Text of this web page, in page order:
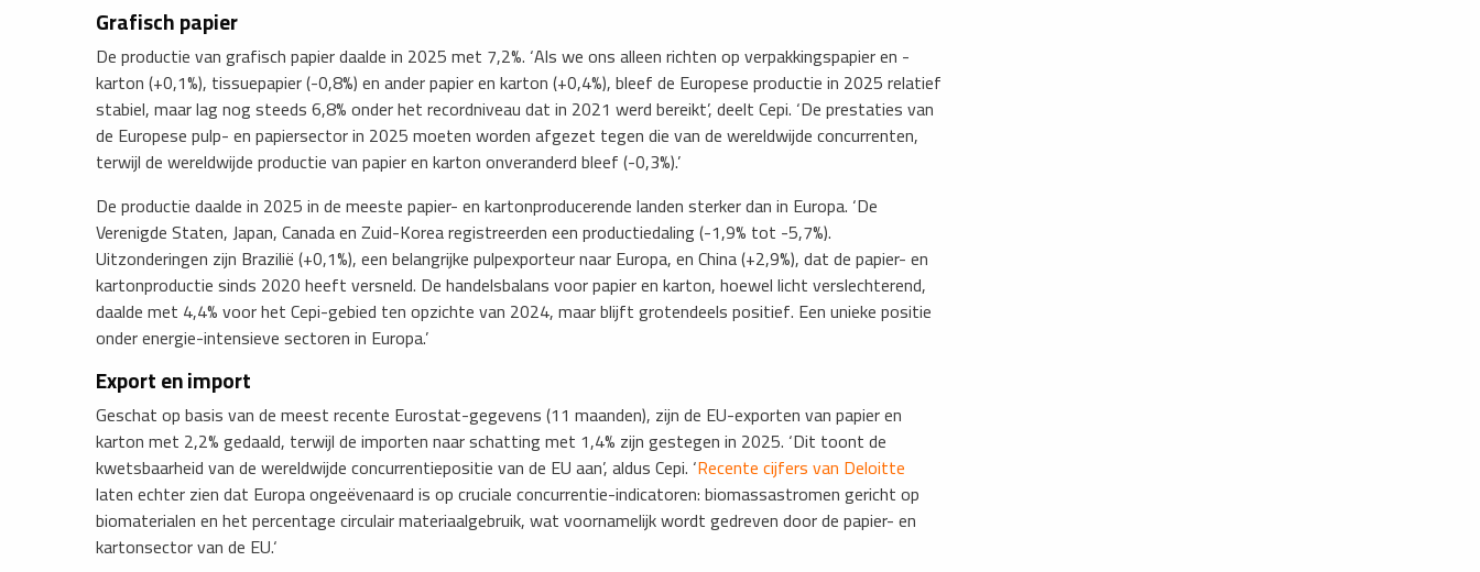
Grafisch papier
De productie van grafisch papier daalde in 2025 met 7,2%. ‘Als we ons alleen richten op verpakkingspapier en -
karton (+0,1%), tissuepapier (-0,8%) en ander papier en karton (+0,4%), bleef de Europese productie in 2025 relatief
stabiel, maar lag nog steeds 6,8% onder het recordniveau dat in 2021 werd bereikt’, deelt Cepi. ‘De prestaties van
de Europese pulp- en papiersector in 2025 moeten worden afgezet tegen die van de wereldwijde concurrenten,
terwijl de wereldwijde productie van papier en karton onveranderd bleef (-0,3%).’
De productie daalde in 2025 in de meeste papier- en kartonproducerende landen sterker dan in Europa. ‘De
Verenigde Staten, Japan, Canada en Zuid-Korea registreerden een productiedaling (-1,9% tot -5,7%).
Uitzonderingen zijn Brazilië (+0,1%), een belangrijke pulpexporteur naar Europa, en China (+2,9%), dat de papier- en
kartonproductie sinds 2020 heeft versneld. De handelsbalans voor papier en karton, hoewel licht verslechterend,
daalde met 4,4% voor het Cepi-gebied ten opzichte van 2024, maar blijft grotendeels positief. Een unieke positie
onder energie-intensieve sectoren in Europa.’
Export en import
Geschat op basis van de meest recente Eurostat-gegevens (11 maanden), zijn de EU-exporten van papier en
karton met 2,2% gedaald, terwijl de importen naar schatting met 1,4% zijn gestegen in 2025. ‘Dit toont de
kwetsbaarheid van de wereldwijde concurrentiepositie van de EU aan’, aldus Cepi. ‘Recente cijfers van Deloitte
laten echter zien dat Europa ongeëvenaard is op cruciale concurrentie-indicatoren: biomassastromen gericht op
biomaterialen en het percentage circulair materiaalgebruik, wat voornamelijk wordt gedreven door de papier- en
kartonsector van de EU.‘